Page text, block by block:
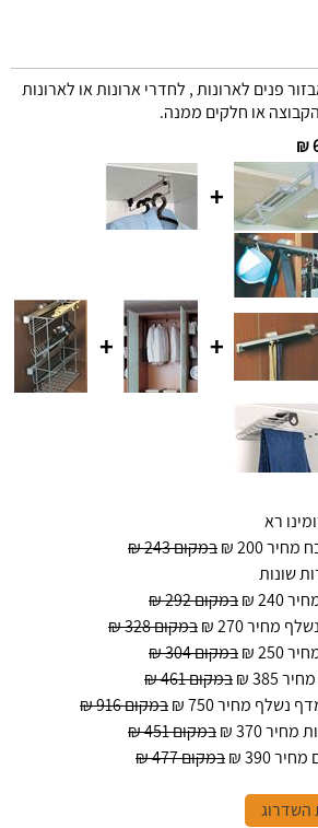
פנים לארונות , לחדרי ארונות או לארונות
או חלקים ממנה.
+
+
+
200 ₪
במקום 243 ₪
שונות
₪
במקום 292 ₪
מחיר 270 ₪
במקום 328 ₪
₪
במקום 304 ₪
385 ₪
במקום 461 ₪
מחיר 750 ₪
במקום 916 ₪
370 ₪
במקום 451 ₪
390 ₪
במקום 477 ₪
השדרוג